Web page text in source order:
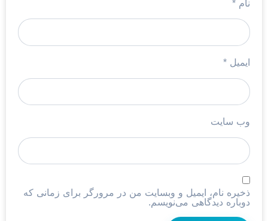
نام *
ایمیل *
وب‌ سایت
ذخیره نام، ایمیل و وبسایت من در مرورگر برای زمانی که
دوباره دیدگاهی می‌نویسم.